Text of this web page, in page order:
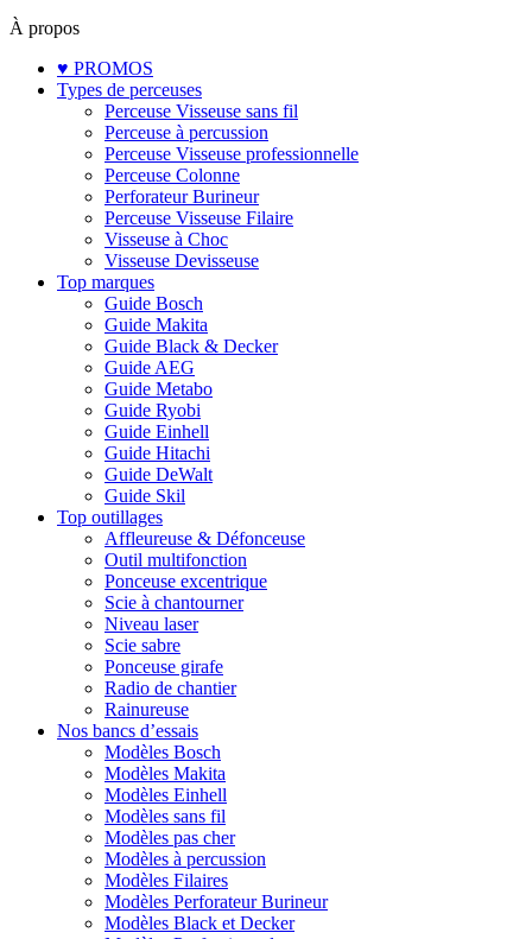
À propos
♥ PROMOS
Types de perceuses
Perceuse Visseuse sans fil
Perceuse à percussion
Perceuse Visseuse professionnelle
Perceuse Colonne
Perforateur Burineur
Perceuse Visseuse Filaire
Visseuse à Choc
Visseuse Devisseuse
Top marques
Guide Bosch
Guide Makita
Guide Black & Decker
Guide AEG
Guide Metabo
Guide Ryobi
Guide Einhell
Guide Hitachi
Guide DeWalt
Guide Skil
Top outillages
Affleureuse & Défonceuse
Outil multifonction
Ponceuse excentrique
Scie à chantourner
Niveau laser
Scie sabre
Ponceuse girafe
Radio de chantier
Rainureuse
Nos bancs d’essais
Modèles Bosch
Modèles Makita
Modèles Einhell
Modèles sans fil
Modèles pas cher
Modèles à percussion
Modèles Filaires
Modèles Perforateur Burineur
Modèles Black et Decker